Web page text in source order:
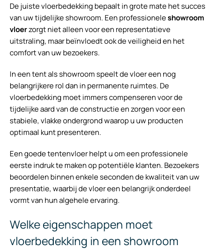
De juiste vloerbedekking bepaalt in grote mate het succes
van uw tijdelijke showroom. Een professioneleshowroom
vloerzorgt niet alleen voor een representatieve
uitstraling, maar beïnvloedt ook de veiligheid en het
comfort van uw bezoekers.
In een tent als showroom speelt de vloer een nog
belangrijkere rol dan in permanente ruimtes. De
vloerbedekking moet immers compenseren voor de
tijdelijke aard van de constructie en zorgen voor een
stabiele, vlakke ondergrond waarop u uw producten
optimaal kunt presenteren.
Een goede tentenvloer helpt u om een professionele
eerste indruk te maken op potentiële klanten. Bezoekers
beoordelen binnen enkele seconden de kwaliteit van uw
presentatie, waarbij de vloer een belangrijk onderdeel
vormt van hun algehele ervaring.
Welke eigenschappen moet
vloerbedekking in een showroom